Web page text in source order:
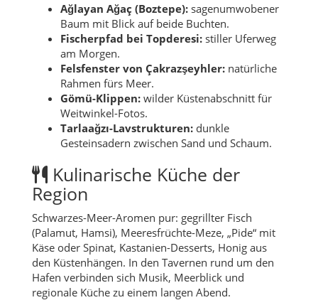
Ağlayan Ağaç (Boztepe): sagenumwobener
Baum mit Blick auf beide Buchten.
Fischerpfad bei Topderesi: stiller Uferweg
am Morgen.
Felsfenster von Çakrazşeyhler: natürliche
Rahmen fürs Meer.
Gömü-Klippen: wilder Küstenabschnitt für
Weitwinkel-Fotos.
Tarlaağzı-Lavstrukturen: dunkle
Gesteinsadern zwischen Sand und Schaum.
Kulinarische Küche der
Region
Schwarzes-Meer-Aromen pur: gegrillter Fisch
(Palamut, Hamsi), Meeresfrüchte-Meze, „Pide“ mit
Käse oder Spinat, Kastanien-Desserts, Honig aus
den Küstenhängen. In den Tavernen rund um den
Hafen verbinden sich Musik, Meerblick und
regionale Küche zu einem langen Abend.